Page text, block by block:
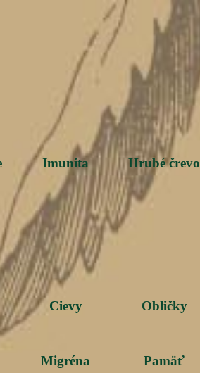
Imunita Hrubé črevo
Cievy Obličky
Migréna Pamäť